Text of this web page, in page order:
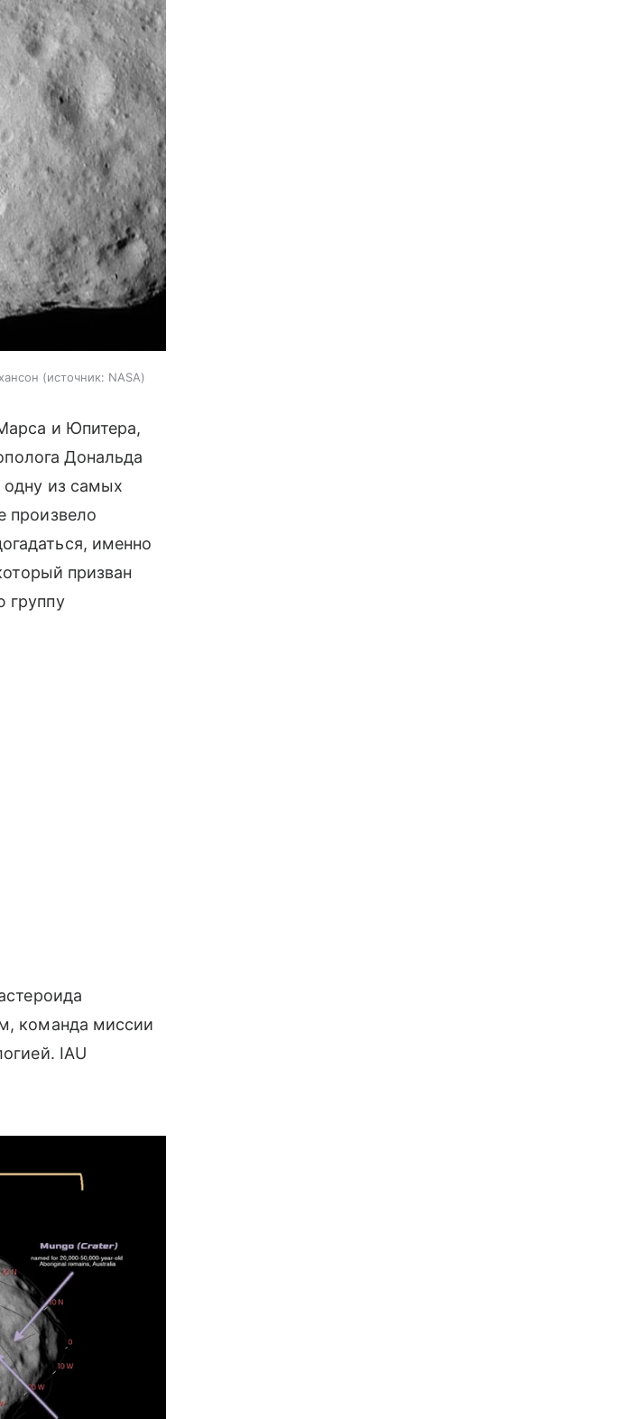
источник: NASA
и Юпитера,
Дональда
из самых
произвело
именно
призван
группу
команда миссии
IAU